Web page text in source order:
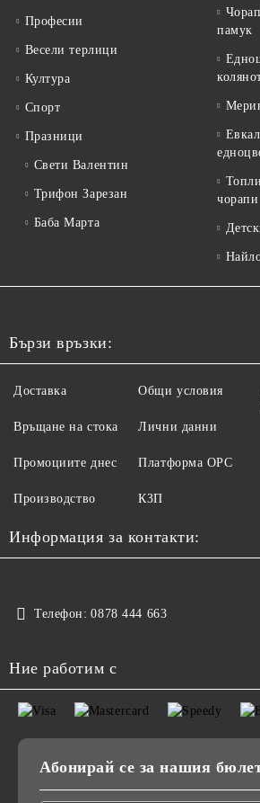
Професии
Весели терлици
Култура
Спорт
Празници
Свети Валентин
Трифон Зарезан
Баба Марта
памук
чорапи
Бързи връзки:
Доставка
Връщане на стока
Промоциите днес
Производство
Общи условия
Лични данни
Платформа ОРС
КЗП
Информация за контакти:
Телефон: 0878 444 663
Ние работим с
Абонирай се за нашия